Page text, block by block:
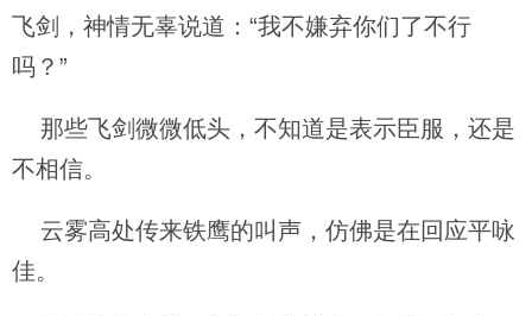
飞剑，神情无辜说道：“我不嫌弃你们了不行
吗？”
那些飞剑微微低头，不知道是表示臣服，还是
不相信。
云雾高处传来铁鹰的叫声，仿佛是在回应平咏
佳。